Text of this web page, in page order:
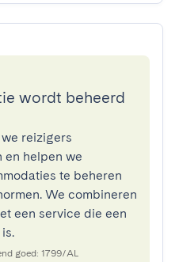
wordt beheerd
reizigers
helpen we
te beheren
We combineren
een service die een
goed: 1799/AL